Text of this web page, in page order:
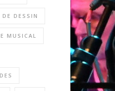
DE DESSIN
MUSICAL